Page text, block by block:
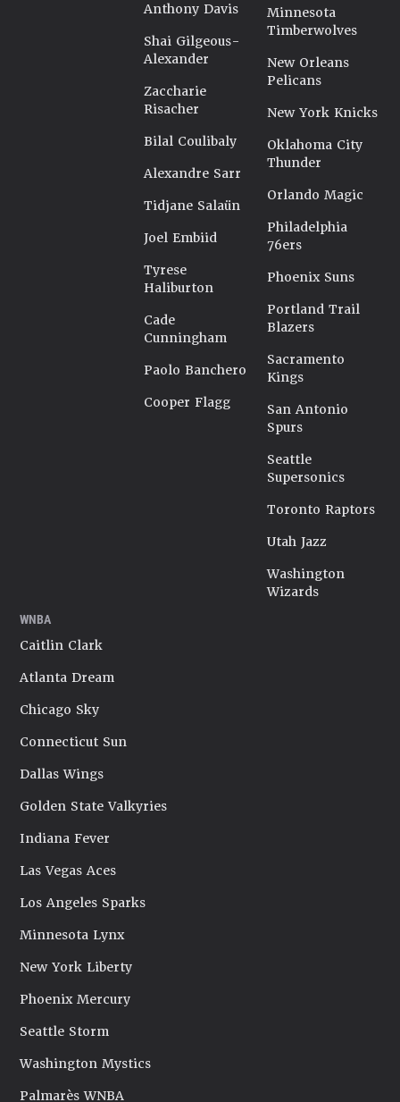
Anthony Davis
Shai Gilgeous-
Alexander
Zaccharie
Risacher
Bilal Coulibaly
Alexandre Sarr
Tidjane Salaün
Joel Embiid
Tyrese
Haliburton
Cade
Cunningham
Paolo Banchero
Cooper Flagg
Minnesota
Timberwolves
New Orleans
Pelicans
New York Knicks
Oklahoma City
Thunder
Orlando Magic
Philadelphia
76ers
Phoenix Suns
Portland Trail
Blazers
Sacramento
Kings
San Antonio
Spurs
Seattle
Supersonics
Toronto Raptors
Utah Jazz
Washington
Wizards
WNBA
Caitlin Clark
Atlanta Dream
Chicago Sky
Connecticut Sun
Dallas Wings
Golden State Valkyries
Indiana Fever
Las Vegas Aces
Los Angeles Sparks
Minnesota Lynx
New York Liberty
Phoenix Mercury
Seattle Storm
Washington Mystics
Palmarès WNBA